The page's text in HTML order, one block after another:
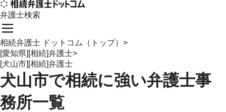
弁護士検索
相続弁護士 ドットコム（トップ） >
[愛知県][相続]弁護士>
[犬山市][相続]弁護士
犬山市で相続に強い弁護士事
務所一覧